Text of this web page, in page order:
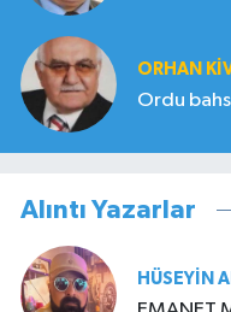
ORHAN
Ordu
Alıntı Yazarlar
HÜSEYIN